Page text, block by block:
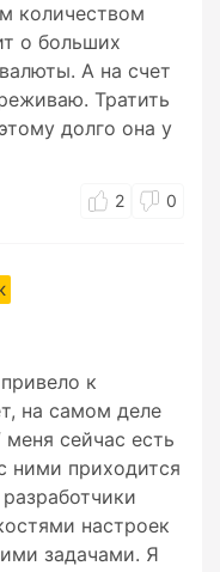
количеством
о больших
А на счет
Тратить
долго она у
2 0
к
на самом деле
сейчас есть
ними приходится
настроек
задачами. Я